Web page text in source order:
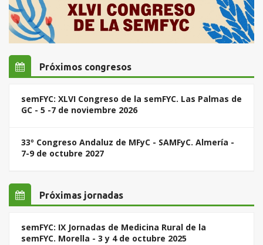
Próximos congresos
semFYC: XLVI Congreso de la semFYC. Las Palmas de
GC - 5 -7 de noviembre 2026
33º Congreso Andaluz de MFyC - SAMFyC. Almería -
7-9 de octubre 2027
Próximas jornadas
semFYC: IX Jornadas de Medicina Rural de la
semFYC. Morella - 3 y 4 de octubre 2025